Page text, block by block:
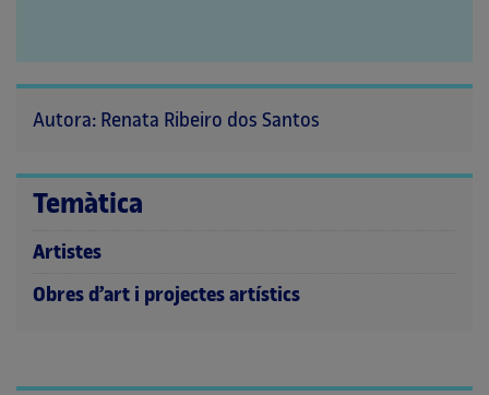
Autora: Renata Ribeiro dos Santos
Temàtica
Artistes
Obres d’art i projectes artístics